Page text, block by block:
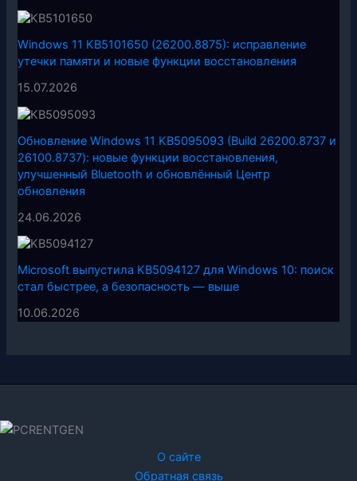
Windows 11 KB5101650 (26200.8875): исправление
утечки памяти и новые функции восстановления
15.07.2026
Обновление Windows 11 KB5095093 (Build 26200.8737 и
26100.8737): новые функции восстановления,
улучшенный Bluetooth и обновлённый Центр
обновления
24.06.2026
Microsoft выпустила KB5094127 для Windows 10: поиск
стал быстрее, а безопасность — выше
10.06.2026
О сайте
Обратная связь